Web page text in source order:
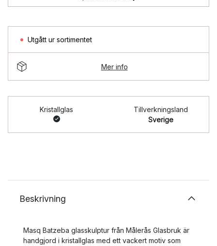
Utgått ur sortimentet
Mer info
Kristallglas
Tillverkningsland
Sverige
Beskrivning
Masq Batzeba glasskulptur från Målerås Glasbruk är
handgjord i kristallglas med ett vackert motiv som